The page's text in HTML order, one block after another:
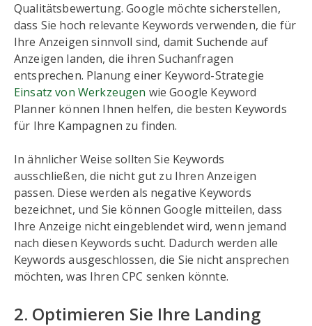
Qualitätsbewertung. Google möchte sicherstellen,
dass Sie hoch relevante Keywords verwenden, die für
Ihre Anzeigen sinnvoll sind, damit Suchende auf
Anzeigen landen, die ihren Suchanfragen
entsprechen. Planung einer Keyword-Strategie
Einsatz von Werkzeugen wie Google Keyword
Planner können Ihnen helfen, die besten Keywords
für Ihre Kampagnen zu finden.
In ähnlicher Weise sollten Sie Keywords
ausschließen, die nicht gut zu Ihren Anzeigen
passen. Diese werden als negative Keywords
bezeichnet, und Sie können Google mitteilen, dass
Ihre Anzeige nicht eingeblendet wird, wenn jemand
nach diesen Keywords sucht. Dadurch werden alle
Keywords ausgeschlossen, die Sie nicht ansprechen
möchten, was Ihren CPC senken könnte.
2. Optimieren Sie Ihre Landing